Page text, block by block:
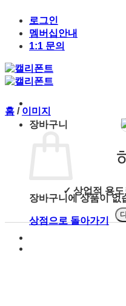
content
로그인
멤버십안내
1:1 문의
장바구니
장바구니에 상품이 없
상점으로 돌아가기
홈 / 이미지
✓ 상업적 용